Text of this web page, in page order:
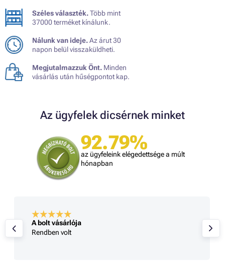
Széles választék.Több mint
37000 terméket kínálunk.
Nálunk van ideje.Az árut 30
napon belül visszaküldheti.
Megjutalmazzuk Önt. Minden
vásárlás után hűségpontot kap.
Az ügyfelek dicsérnek minket
92.79%
az ügyfeleink elégedettsége a múlt
hónapban
A bolt vásárlója
Rendben volt